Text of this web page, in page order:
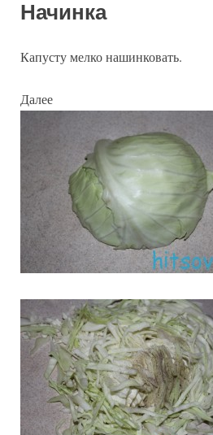
Начинка
Капусту мелко нашинковать.
Далее